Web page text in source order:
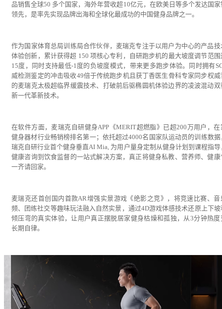
品销售全球50 多个国家，海外年营收超10亿元，在欧美日等多个发达国家
领先，是率先实现品牌出海和全球化最成功的中国健身品牌之一。
作为国家体育总局训练局合作伙伴，麦瑞克专注于以用户为中心的产品技
体验创新，累计获得超 150 项核心专利，自研跑步机的最大坡度调节范围
15度，同时支持最低-1度的负坡度模式，带来更多跑步体验。同时拥有
威检测鉴定的冲击吸收49倍于传统跑步机且获丁香医生骨科专家同步权威
的麦瑞克太极超临界缓震技术、打破前后驱椭圆机体验边界的凌波混动双
新一代革新技术。
在软件方面，麦瑞克自研健身APP《MERIT超燃脂》已超200万用户，在
健身器材行业畅销榜排名第一；依托超过4000名国家队运动员的训练数据
瑞克自研行业首个健身垂直AI Mia, 为用户量身定制从健身计划到课程指导
健康咨询到饮食监督的一站式解决方案，真正将健身私教、营养师、健康
一齐请回家。
麦瑞克还首创国内首款AR增强实景游戏《绝影之竞》，将竞速比赛、音
频、团练社交等趣味玩法融入自然实景，通过4D游戏体感技术还原上下坡
倾压弯的真实体验，让用户真正摆脱居家健身枯燥和孤独，从3分钟热度
长期自律。